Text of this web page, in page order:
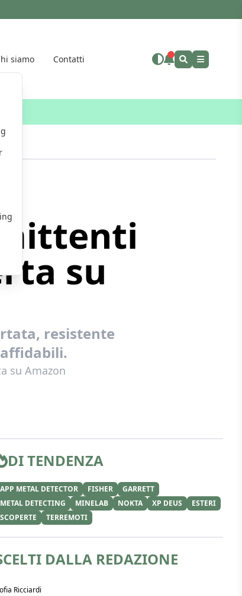
siamo Contatti
su
resistente
su Amazon
DI TENDENZA
APP METAL DETECTOR FISHER
GARRETT
METAL DETECTING
MINELAB NOKTA XP DEUS
ESTERI
SCOPERTE
TERREMOTI
DALLA REDAZIONE
Ricciardi